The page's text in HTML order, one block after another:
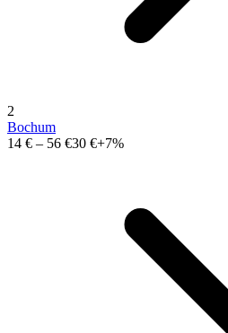
2
Bochum
14 € – 56 €30 €+7%